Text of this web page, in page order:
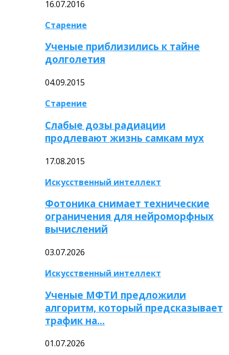
16.07.2016
Старение
Ученые приблизились к тайне
долголетия
04.09.2015
Старение
Слабые дозы радиации
продлевают жизнь самкам мух
17.08.2015
Искусственный интеллект
Фотоника снимает технические
ограничения для нейроморфных
вычислений
03.07.2026
Искусственный интеллект
Ученые МФТИ предложили
алгоритм, который предсказывает
трафик на…
01.07.2026